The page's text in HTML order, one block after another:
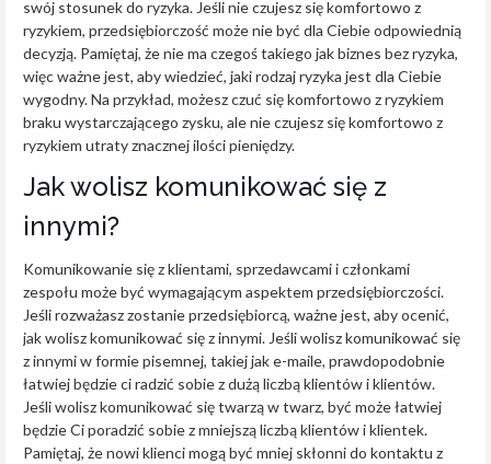
swój stosunek do ryzyka. Jeśli nie czujesz się komfortowo z
ryzykiem, przedsiębiorczość może nie być dla Ciebie odpowiednią
decyzją. Pamiętaj, że nie ma czegoś takiego jak biznes bez ryzyka,
więc ważne jest, aby wiedzieć, jaki rodzaj ryzyka jest dla Ciebie
wygodny. Na przykład, możesz czuć się komfortowo z ryzykiem
braku wystarczającego zysku, ale nie czujesz się komfortowo z
ryzykiem utraty znacznej ilości pieniędzy.
Jak wolisz komunikować się z
innymi?
Komunikowanie się z klientami, sprzedawcami i członkami
zespołu może być wymagającym aspektem przedsiębiorczości.
Jeśli rozważasz zostanie przedsiębiorcą, ważne jest, aby ocenić,
jak wolisz komunikować się z innymi. Jeśli wolisz komunikować się
z innymi w formie pisemnej, takiej jak e-maile, prawdopodobnie
łatwiej będzie ci radzić sobie z dużą liczbą klientów i klientów.
Jeśli wolisz komunikować się twarzą w twarz, być może łatwiej
będzie Ci poradzić sobie z mniejszą liczbą klientów i klientek.
Pamiętaj, że nowi klienci mogą być mniej skłonni do kontaktu z